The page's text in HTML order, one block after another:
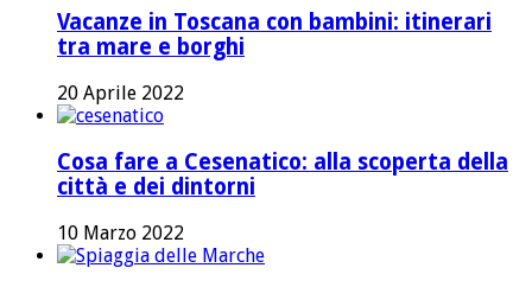
Vacanze in Toscana con bambini: itinerari
tra mare e borghi
20 Aprile 2022
Cosa fare a Cesenatico: alla scoperta della
città e dei dintorni
10 Marzo 2022